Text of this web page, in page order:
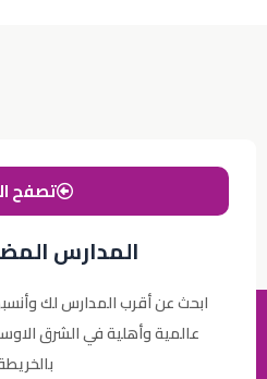
المدارس
ابحث عن أقرب المدارس لك
عالمية وأهلية في الشرق
تصفح